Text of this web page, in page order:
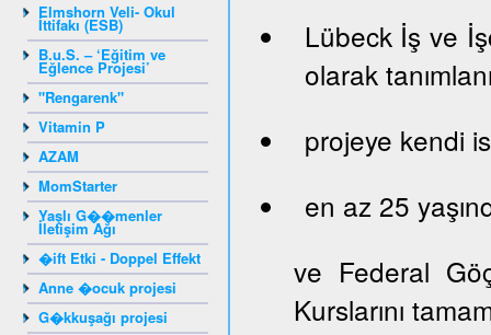
Elmshorn Veli- Okul
İttifakı (ESB)
B.u.S. – ‘Eğitim ve
Eğlence Projesi’
"Rengarenk"
Vitamin P
AZAM
MomStarter
Yaşlı G��menler
İletişim Ağı
�ift Etki - Doppel Effekt
Anne �ocuk projesi
G�kkuşağı projesi
Lübeck İş ve
olarak
projeye kendi
en az 25
ve Federal
Kurslarını